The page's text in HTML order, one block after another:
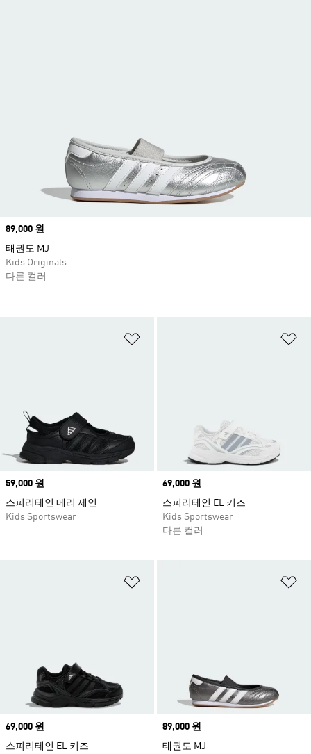
Price
59,000 원
스피리테인 메리 제인
Kids Sportswear
Price
69,000 원
스피리테인 EL 키즈
Kids Sportswear
다른 컬러
Price
69,000 원
스피리테인 EL 키즈
Price
89,000 원
태권도 MJ
Price
89,000 원
태권도 MJ
Kids Originals
다른 컬러